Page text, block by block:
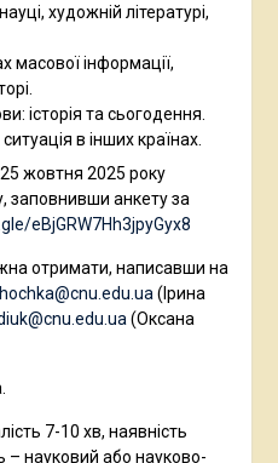
художній літературі,
масової інформації,
історія та сьогодення.
в інших країнах.
жовтня 2025 року
заповнивши анкету за
eBjGRW7Hh3jpyGyx8
отримати, написавши на
(Ірина
(Оксана
7-10 хв, наявність
– науковий або науково-